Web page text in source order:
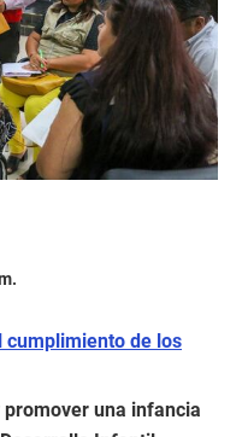
cumplimiento de los
una infancia